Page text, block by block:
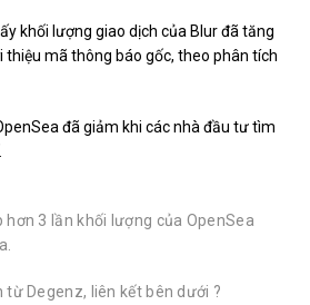
khối lượng giao dịch của Blur đã tăng
thiệu mã thông báo gốc, theo phân tích
đã giảm khi các nhà đầu tư tìm
hơn 3 lần khối lượng của OpenSea
từ Degenz, liên kết bên dưới ?